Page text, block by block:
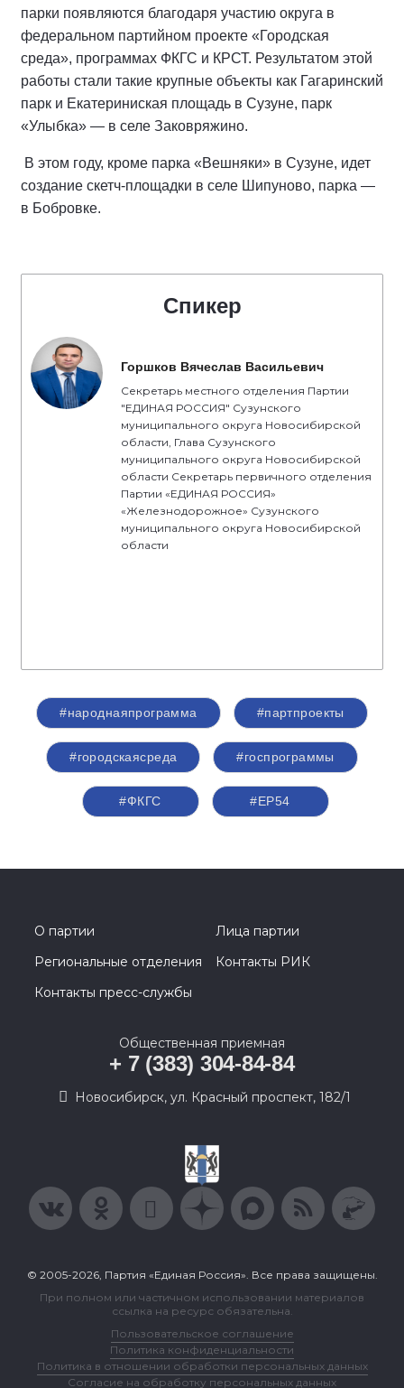
парки появляются благодаря участию округа в
федеральном партийном проекте «Городская
среда», программах ФКГС и КРСТ. Результатом этой
работы стали такие крупные объекты как Гагаринский
парк и Екатериниская площадь в Сузуне, парк
«Улыбка» — в селе Заковряжино.
В этом году, кроме парка «Вешняки» в Сузуне, идет
создание скетч-площадки в селе Шипуново, парка —
в Бобровке.
Спикер
Горшков Вячеслав Васильевич
Секретарь местного отделения Партии
"ЕДИНАЯ РОССИЯ" Сузунского
муниципального округа Новосибирской
области, Глава Сузунского
муниципального округа Новосибирской
области Секретарь первичного отделения
Партии «ЕДИНАЯ РОССИЯ»
«Железнодорожное» Сузунского
муниципального округа Новосибирской
области
#народнаяпрограмма #партпроекты
#городскаясреда #госпрограммы
#ФКГС #ЕР54
О партии
Лица партии
Региональные отделения
Контакты РИК
Контакты пресс-службы
Общественная приемная
+ 7 (383) 304-84-84
Новосибирск, ул. Красный проспект, 182/1
© 2005-2026, Партия «Единая Россия». Все права защищены.
При полном или частичном использовании материалов
ссылка на ресурс обязательна.
Пользовательское соглашение
Политика конфиденциальности
Политика в отношении обработки персональных данных
Согласие на обработку персональных данных